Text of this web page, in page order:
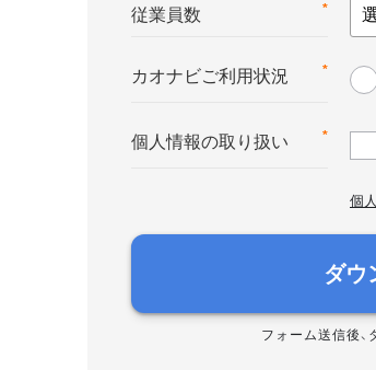
*
従業員数
*
カオナビご利用状況
*
個人情報の取り扱い
個
ダウ
フォーム送信後